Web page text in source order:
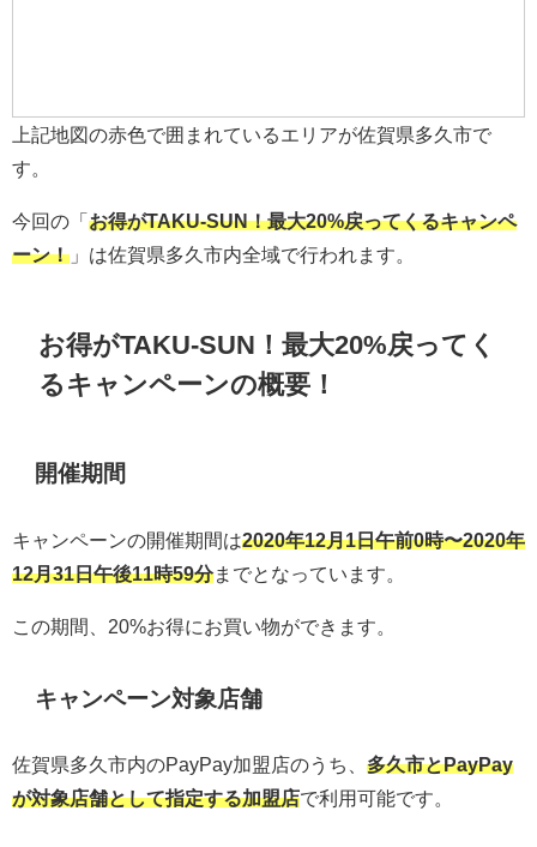
上記地図の赤色で囲まれているエリアが佐賀県多久市で
す。
今回の「 お得がTAKU-SUN！最大20%戻ってくるキャンペ
ーン！ 」は佐賀県多久市内全域で行われます。
お得がTAKU-SUN！最大20%戻ってく
るキャンペーンの概要！
開催期間
キャンペーンの開催期間は2020年12月1日午前0時〜2020年
12月31日午後11時59分までとなっています。
この期間、20%お得にお買い物ができます。
キャンペーン対象店舗
佐賀県多久市内のPayPay加盟店のうち、 多久市とPayPay
が対象店舗として指定する加盟店で利用可能です。